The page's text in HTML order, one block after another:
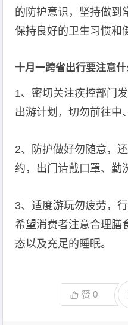
的防护意识，坚持做到
保持良好的卫生习惯和
十月一跨省出行要注意
1、密切关注疾控部门
出游计划，切勿前往中
2、防护做好勿随意，
约，出门请戴口罩、勤
3、适度游玩勿疲劳，
希望消费者注意合理膳
态以及充足的睡眠。
赞0